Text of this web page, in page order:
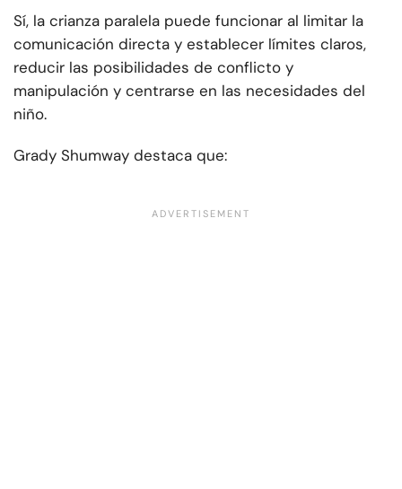
Sí, la crianza paralela puede funcionar al limitar la
comunicación directa y establecer límites claros,
reducir las posibilidades de conflicto y
manipulación y centrarse en las necesidades del
niño.
Grady Shumway destaca que: